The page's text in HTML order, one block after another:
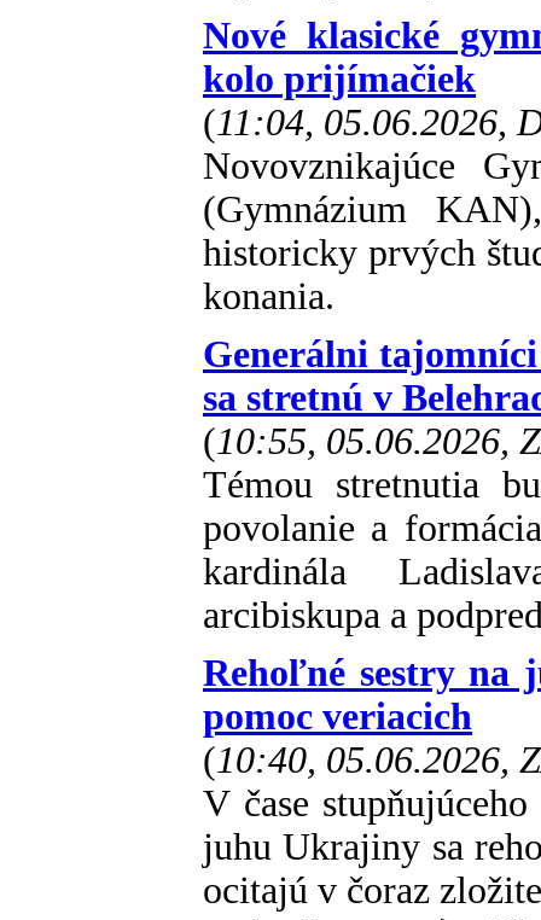
Nové klasické
kolo prijímačiek
(11:04, 05.06.2026,
Novovznikajúce
(Gymnázium
historicky prvých
konania.
Generálni
sa stretnú v
(10:55, 05.06.2026,
Témou stretnutia
povolanie a
kardinála
arcibiskupa a
Rehoľné sestry na
pomoc veriacich
(10:40, 05.06.2026,
V čase
juhu Ukrajiny sa
ocitajú v čoraz